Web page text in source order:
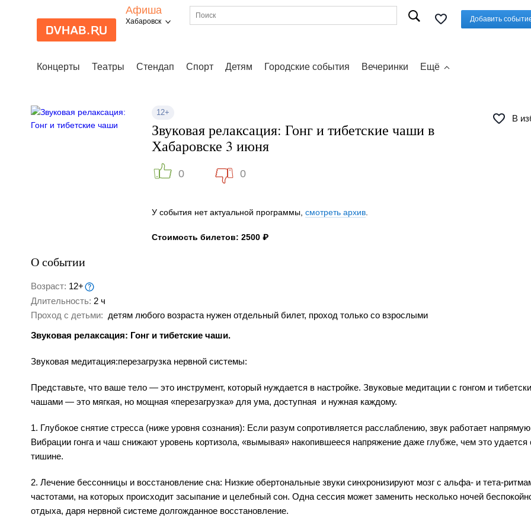
Афиша
Хабаровск Добавить
Концерты Театры Стендап Спорт Детям Городские события Вечеринки Ещё
12+
В
Звуковая релаксация: Гонг и тибетские чаши в
Хабаровске 3 июня
0 0
У события нет актуальной программы, смотреть архив
Стоимость билетов: 2500 ₽
О событии
Возраст: 12+
Длительность: 2 ч
Проход с детьми: детям любого возраста нужен отдельный билет, проход только со взрослыми
Звуковая релаксация: Гонг и тибетские чаши.
Звуковая медитация:перезагрузка нервной системы:
Представьте, что ваше тело — это инструмент, который нуждается в настройке. Звуковые медитации с гонгом и
чашами — это мягкая, но мощная «перезагрузка» для ума, доступная и нужная каждому.
1. Глубокое снятие стресса (ниже уровня сознания): Если разум сопротивляется расслаблению, звук работает
Вибрации гонга и чаш снижают уровень кортизола, «вымывая» накопившееся напряжение даже глубже, чем это удается
тишине.
2. Лечение бессонницы и восстановление сна: Низкие обертональные звуки синхронизируют мозг с альфа- и тета-
частотами, на которых происходит засыпание и целебный сон. Одна сессия может заменить несколько ночей
отдыха, даря нервной системе долгожданное восстановление.